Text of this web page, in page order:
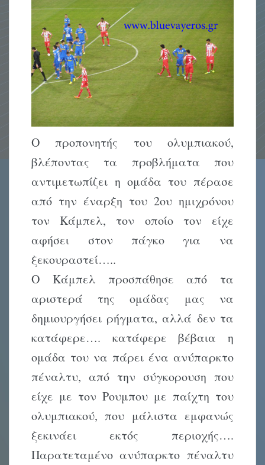
Ο προπονητής του ολυμπιακού,
βλέποντας τα προβλήματα που
αντιμετωπίζει η ομάδα του πέρασε
από την έναρξη του 2ου ημιχρόνου
τον Κάμπελ, τον οποίο τον είχε
αφήσει στον πάγκο για να
ξεκουραστεί…..
Ο Κάμπελ προσπάθησε από τα
αριστερά της ομάδας μας να
δημιουργήσει ρήγματα, αλλά δεν τα
κατάφερε…. κατάφερε βέβαια η
ομάδα του να πάρει ένα ανύπαρκτο
πέναλτυ, από την σύγκορουση που
είχε με τον Ρουμπου με παίχτη του
ολυμπιακού, που μάλιστα εμφανώς
ξεκινάει εκτός περιοχής….
Παρατεταμένο ανύπαρκτο πέναλτυ